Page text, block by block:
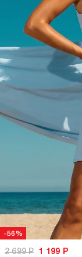
-56%
2 699Р 1 199 Р